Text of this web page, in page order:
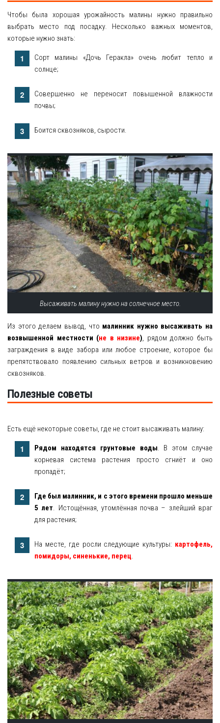
Чтобы была хорошая урожайность малины нужно правильно
выбрать место под посадку. Несколько важных моментов,
которые нужно знать:
Сорт малины «Дочь Геракла» очень любит тепло и
солнце;
Совершенно не переносит повышенной влажности
почвы;
Боится сквозняков, сырости.
Высаживать малину нужно на солнечное место.
Из этого делаем вывод, что малинник нужно высаживать на
возвышенной местности (не в низине), рядом должно быть
заграждения в виде забора или любое строение, которое бы
препятствовало появлению сильных ветров и возникновению
сквозняков.
Полезные советы
Есть ещё некоторые советы, где не стоит высаживать малину:
Рядом находятся грунтовые воды. В этом случае
корневая система растения просто сгниёт и оно
пропадёт;
Где был малинник, и с этого времени прошло меньше
5 лет. Истощённая, утомлённая почва – злейший враг
для растения;
На месте, где росли следующие культуры: картофель,
помидоры, синенькие, перец.